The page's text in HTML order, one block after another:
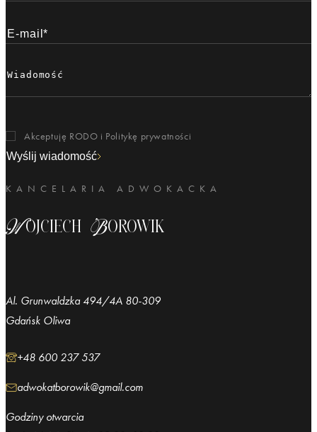
KANCELARIA ADWOKACKA
Wojciech Borowik
Al. Grunwaldzka 494/4A 80-309
Gdańsk Oliwa
+48 600 237 537
adwokatborowik@gmail.com
Godziny otwarcia
Akceptuję RODO i Politykę prywatności
Wyślij wiadomość